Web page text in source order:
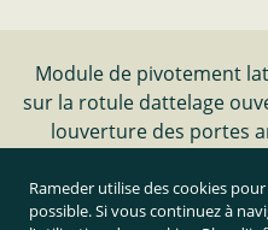
Module de pivotement
sur la rotule dattelage
louverture des portes
Rameder utilise des cookies
possible. Si vous continuez à